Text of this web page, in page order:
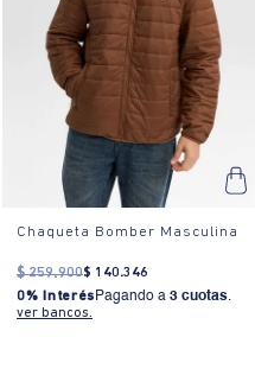
Chaqueta Bomber Masculina
$ 259.900$ 140.346
0% Interés Pagando a 3 cuotas.
ver bancos.